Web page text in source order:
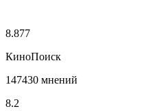
8.877
КиноПоиск
147430 мнений
8.2